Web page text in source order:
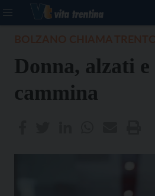
Donna, alzati e
cammina